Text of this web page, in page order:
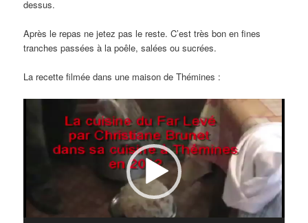
dessus.
Après le repas ne jetez pas le reste. C’est très bon en fines
tranches passées à la poêle, salées ou sucrées.
La recette filmée dans une maison de Thémines :